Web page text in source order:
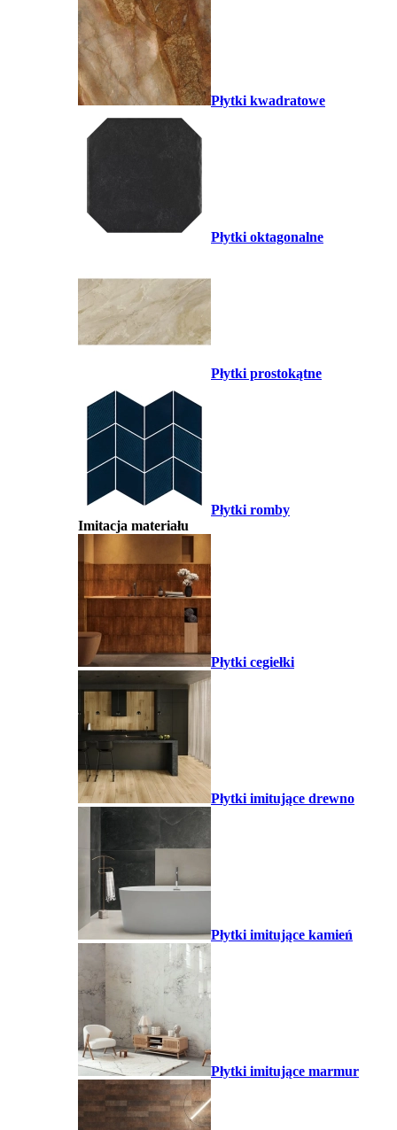
Płytki kwadratowe
Płytki oktagonalne
Płytki prostokątne
Płytki romby
Imitacja materiału
Płytki cegiełki
Płytki imitujące drewno
Płytki imitujące kamień
Płytki imitujące marmur